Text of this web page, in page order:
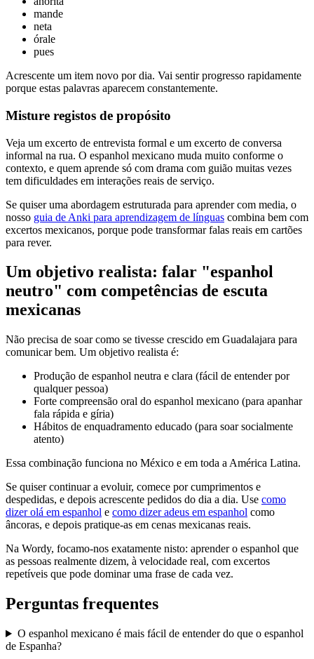
mande
neta
órale
pues
Acrescente um item novo por dia. Vai sentir progresso rapidamente
porque estas palavras aparecem constantemente.
Misture registos de propósito
Veja um excerto de entrevista formal e um excerto de conversa
informal na rua. O espanhol mexicano muda muito conforme o
contexto, e quem aprende só com drama com guião muitas vezes
tem dificuldades em interações reais de serviço.
Se quiser uma abordagem estruturada para aprender com media, o
nosso guia de Anki para aprendizagem de línguas combina bem com
excertos mexicanos, porque pode transformar falas reais em cartões
para rever.
Um objetivo realista: falar "espanhol
neutro" com competências de escuta
mexicanas
Não precisa de soar como se tivesse crescido em Guadalajara para
comunicar bem. Um objetivo realista é:
Produção de espanhol neutra e clara (fácil de entender por
qualquer pessoa)
Forte compreensão oral do espanhol mexicano (para apanhar
fala rápida e gíria)
Hábitos de enquadramento educado (para soar socialmente
atento)
Essa combinação funciona no México e em toda a América Latina.
Se quiser continuar a evoluir, comece por cumprimentos e
despedidas, e depois acrescente pedidos do dia a dia. Use como
dizer olá em espanhol e como dizer adeus em espanhol como
âncoras, e depois pratique-as em cenas mexicanas reais.
Na Wordy, focamo-nos exatamente nisto: aprender o espanhol que
as pessoas realmente dizem, à velocidade real, com excertos
repetíveis que pode dominar uma frase de cada vez.
Perguntas frequentes
O espanhol mexicano é mais fácil de entender do que o espanhol
de Espanha?